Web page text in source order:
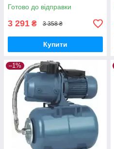
Готово до відправки
3 291 ₴ 3 358 ₴
Купити
–1%